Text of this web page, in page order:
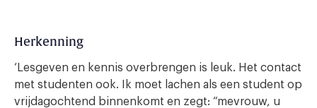
Herkenning
‘Lesgeven en kennis overbrengen is leuk. Het contact
met studenten ook. Ik moet lachen als een student op
vrijdagochtend binnenkomt en zegt: “mevrouw, u